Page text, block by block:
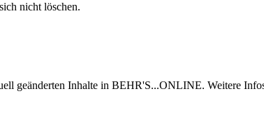
nicht löschen.
geänderten Inhalte in BEHR'S...ONLINE. Weitere